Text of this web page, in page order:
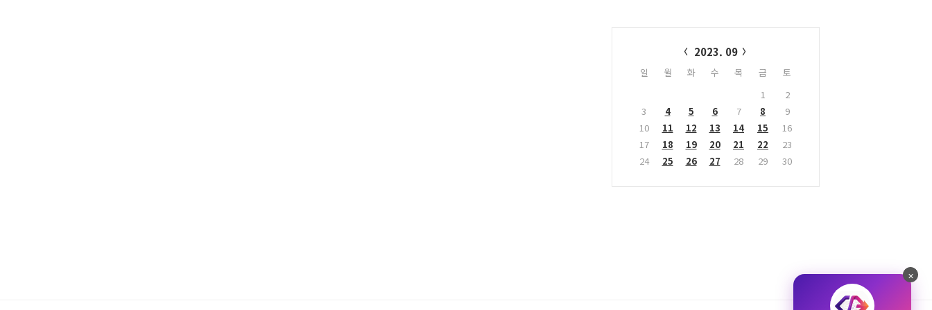
2023. 09
일 월 화 수 목 금
토
1
2
3
4 5 6 7 8
9
10
11 12 13 14 15
16
17
18 19 20 21 22
23
24
25 26 27 28 29 30
✕